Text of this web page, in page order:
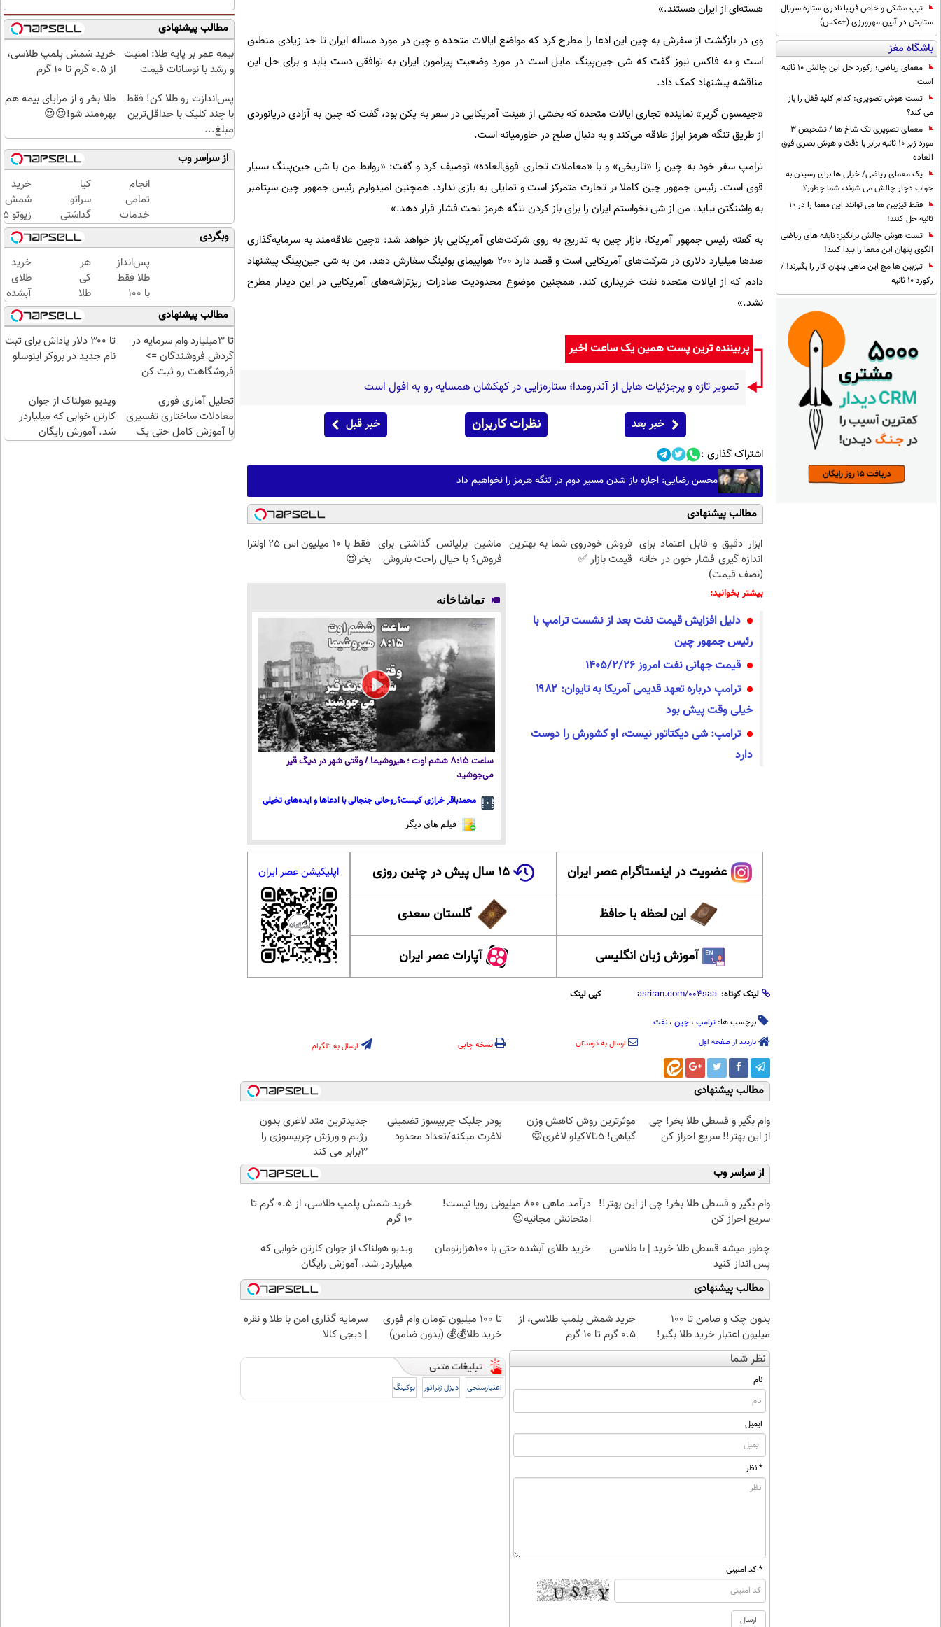
تیپ مشکی و خاص فریبا نادری ستاره سریال
ستایش در آیین مهرورزی (+عکس)
باشگاه مغز
معمای ریاضی؛ رکورد حل این چالش 10 ثانیه
است
تست هوش تصویری: کدام کلید قفل را باز
می کند؟
معمای تصویری تک شاخ ها / تشخیص 3
مورد زیر 10 ثانیه برابر با دقت و هوش بصری فوق
العاده
یک معمای ریاضی/ خیلی ها برای رسیدن به
جواب دچار چالش می شوند، شما چطور؟
فقط تیزبین ها می توانند این معما را در 10
ثانیه حل کنند!
تست هوش چالش برانگیز: نابغه های ریاضی
الگوی پنهان این معما را پیدا کنند!
تیزبین ها مچ این ماهی پنهان کار را بگیرند! /
رکورد 10 ثانیه
هسته‌ای از ایران هستند.»
وی در بازگشت از سفرش به چین این ادعا را مطرح کرد که مواضع ایالات متحده و چین در مورد مساله ایران تا حد زیادی منطبق
است و به فاکس نیوز گفت که شی جین‌پینگ مایل است در مورد وضعیت پیرامون ایران به توافقی دست یابد و برای حل این
مناقشه پیشنهاد کمک داد.
«جیمسون گریر» نماینده تجاری ایالات متحده که بخشی از هیئت آمریکایی در سفر به پکن بود، گفت که چین به آزادی دریانوردی
از طریق تنگه هرمز ابراز علاقه می‌کند و به دنبال صلح در خاورمیانه است.
ترامپ سفر خود به چین را «تاریخی» و با «معاملات تجاری فوق‌العاده» توصیف کرد و گفت: «روابط من با شی جین‌پینگ بسیار
قوی است. رئیس جمهور چین کاملا بر تجارت متمرکز است و تمایلی به بازی ندارد. همچنین امیدوارم رئیس جمهور چین سپتامبر
به واشنگتن بیاید. من از شی نخواستم ایران را برای باز کردن تنگه هرمز تحت فشار قرار دهد.»
به گفته رئیس جمهور آمریکا، بازار چین به تدریج به روی شرکت‌های آمریکایی باز خواهد شد: «چین علاقه‌مند به سرمایه‌گذاری
صدها میلیارد دلاری در شرکت‌های آمریکایی است و قصد دارد ۲۰۰ هواپیمای بوئینگ سفارش دهد. من به شی جین‌پینگ پیشنهاد
دادم که از ایالات متحده نفت خریداری کند. همچنین موضوع محدودیت صادرات ریزتراشه‌های آمریکایی در این دیدار مطرح
نشد.»
پربیننده ترین پست همین یک ساعت اخیر
تصویر تازه و پرجزئیات هابل از آندرومدا؛ ستاره‌زایی در کهکشان همسایه رو به افول است
خبر بعد نظرات کاربران خبر قبل
اشتراک گذاری :
محسن رضایی: اجازه باز شدن مسیر دوم در تنگه هرمز را نخواهیم داد
مطالب پیشنهادی
ابزار دقیق و قابل اعتماد برای
اندازه گیری فشار خون در خانه
(نصف قیمت)
فروش خودروی شما به بهترین
قیمت بازار ✅
ماشین برلیانس گذاشتی برای
فروش؟ با خیال راحت بفروش
فقط با 10 میلیون اس 25 اولترا
بخر😍
بیشتر بخوانید:
دلیل افزایش قیمت نفت بعد از نشست ترامپ با
رئیس جمهور چین
قیمت جهانی نفت امروز 1405/2/26
ترامپ درباره تعهد قدیمی آمریکا به تایوان: ۱۹۸۲
خیلی وقت پیش بود
ترامپ: شی دیکتاتور نیست، او کشورش را دوست
دارد
تماشاخانه
ساعت ۸:۱۵ ششم اوت ؛ هیروشیما / وقتی شهر در دیگ قیر
می‌جوشید
محمدباقر خرازی کیست؟روحانی جنجالی با ادعاها و ایده‌های تخیلی
فیلم های دیگر
عضویت در اینستاگرام عصر ایران ۱۵ سال پیش در چنین روزی
این لحظه با حافظ گلستان سعدی
آموزش زبان انگلیسی آپارات عصر ایران
اپلیکیشن عصر ایران
لینک کوتاه: کپی لینک
برچسب ها: ترامپ ، چین ، نفت
بازدید از صفحه اول ارسال به دوستان نسخه چاپی ارسال به تلگرام
مطالب پیشنهادی
وام بگیر و قسطی طلا بخر! چی
از این بهتر!! سریع احراز کن
موثرترین روش کاهش وزن
گیاهی! 5تا۷کیلو لاغری😍
پودر جلبک چربیسوز تضمینی
لاغرت میکنه/تعداد محدود
جدیدترین متد لاغری بدون
رژیم و ورزش چربیسوزی را
3برابر می کند
از سراسر وب
وام بگیر و قسطی طلا بخر! چی از این بهتر!!
سریع احراز کن
درآمد ماهی 800 میلیونی رویا نیست!
امتحانش مجانیه😉
خرید شمش پلمپ طلاسی، از ۰.۵ گرم تا
۱۰ گرم
چطور میشه قسطی طلا خرید | با طلاسی
پس انداز کنید
خرید طلای آبشده حتی با ۱۰۰هزارتومان
ویدیو هولناک از جوان کارتن خوابی که
میلیاردر شد. آموزش رایگان
مطالب پیشنهادی
بدون چک و ضامن تا 100
میلیون اعتبار خرید طلا بگیر!
خرید شمش پلمپ طلاسی، از
۰.۵ گرم تا ۱۰ گرم
تا 100 میلیون تومان وام فوری
خرید طلا💰💰 (بدون ضامن)
سرمایه گذاری امن با طلا و نقره
| دیجی کالا
نظر شما
نام
ایمیل
* نظر
* کد امنیتی
اعتبارسنجی دیزل ژنراتور بوکینگ
مطالب پیشنهادی
بیمه عمر بر پایه طلا: امنیت
و رشد با نوسانات قیمت
خرید شمش پلمپ طلاسی،
از ۰.۵ گرم تا ۱۰ گرم
پس‌اندازت رو طلا کن! فقط
با چند کلیک با حداقل‌ترین
مبلغ...
طلا بخر و از مزایای بیمه هم
بهره‌مند شو!😍😍
از سراسر وب
انجام
تمامی
خدمات
خودرویی
در محل
با یدک
دات کام
کیا
سراتو
گذاشتی
برای
فروش؟
با
سریع
بفروش
✅
خرید
شمش
گرمی
عیار
| ضد
جعل و
پلمپ
وبگردی
پس‌انداز
طلا فقط
با ۱۰۰
هزارتومان
(امن و
راحت)
هر
کی
طلا
داره،
غم
نداره!
😊💎
چند
کلیک)
خرید
طلای
آبشده
حتی با
۱۰۰هزارتومان
مطالب پیشنهادی
تا 3میلیارد وام سرمایه در
گردش فروشندگان =>
فروشگاهت رو ثبت کن
تا ۳۰۰ دلار پاداش برای ثبت
نام جدید در بروکر اینوسلو
تحلیل آماری فوری
معادلات ساختاری تفسیری
با آموزش کامل حتی یک
ویدیو هولناک از جوان
کارتن خوابی که میلیاردر
شد. آموزش رایگان